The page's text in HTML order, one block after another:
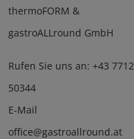
thermoFORM &
gastroALLround GmbH
Rufen Sie uns an: +43 7712
50344
E-Mail
office@gastroallround.at